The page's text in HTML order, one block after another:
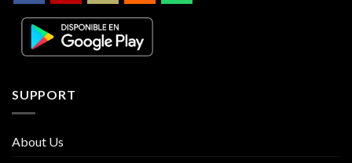
SUPPORT
About Us